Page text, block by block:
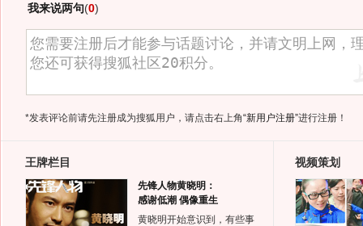
我来说两句(0)
*发表评论前请先注册成为搜狐用户，请点击右上角“新用户注册”进行注册！
王牌栏目
先锋人物黄晓明：
感谢低潮 偶像重生
黄晓明开始意识到，有些事
视频策划